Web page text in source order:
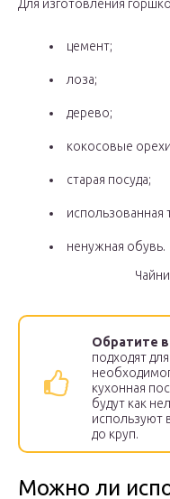
Для изготовления
цемент;
лоза;
дерево;
кокосовые
старая посуда;
использованная
ненужная обувь.
Обратите
подходят
кухонная
будут как
используют
до круп.
Можно ли